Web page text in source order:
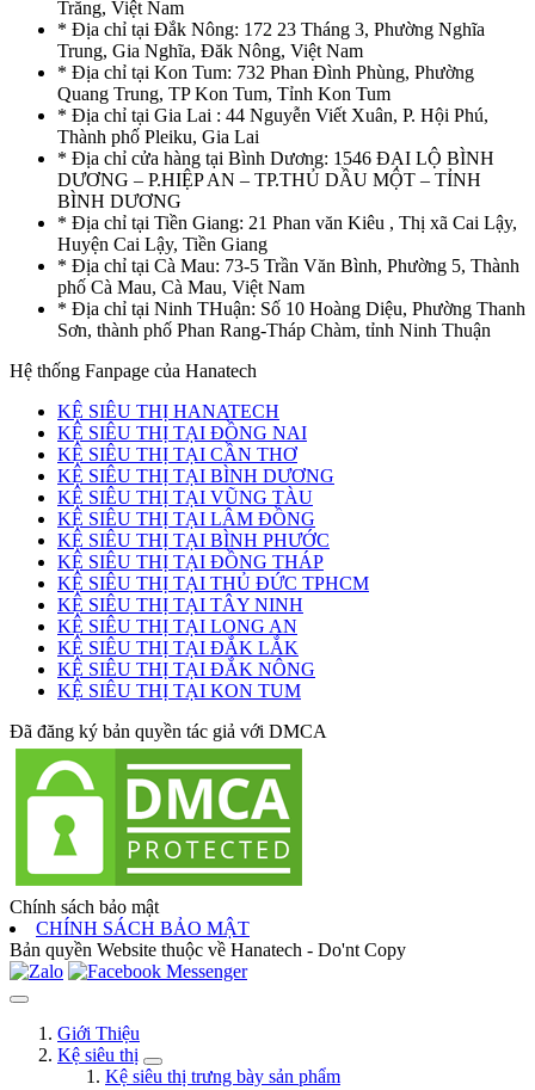
Trăng, Việt Nam
* Địa chỉ tại Đắk Nông: 172 23 Tháng 3, Phường Nghĩa
Trung, Gia Nghĩa, Đăk Nông, Việt Nam
* Địa chỉ tại Kon Tum: 732 Phan Đình Phùng, Phường
Quang Trung, TP Kon Tum, Tỉnh Kon Tum
* Địa chỉ tại Gia Lai : 44 Nguyễn Viết Xuân, P. Hội Phú,
Thành phố Pleiku, Gia Lai
* Địa chỉ cửa hàng tại Bình Dương: 1546 ĐẠI LỘ BÌNH
DƯƠNG – P.HIỆP AN – TP.THỦ DẦU MỘT – TỈNH
BÌNH DƯƠNG
* Địa chỉ tại Tiền Giang: 21 Phan văn Kiêu , Thị xã Cai Lậy,
Huyện Cai Lậy, Tiền Giang
* Địa chỉ tại Cà Mau: 73-5 Trần Văn Bình, Phường 5, Thành
phố Cà Mau, Cà Mau, Việt Nam
* Địa chỉ tại Ninh THuận: Số 10 Hoàng Diệu, Phường Thanh
Sơn, thành phố Phan Rang-Tháp Chàm, tỉnh Ninh Thuận
Hệ thống Fanpage của Hanatech
KỆ SIÊU THỊ HANATECH
KỆ SIÊU THỊ TẠI ĐỒNG NAI
KỆ SIÊU THỊ TẠI CẦN THƠ
KỆ SIÊU THỊ TẠI BÌNH DƯƠNG
KỆ SIÊU THỊ TẠI VŨNG TÀU
KỆ SIÊU THỊ TẠI LÂM ĐỒNG
KỆ SIÊU THỊ TẠI BÌNH PHƯỚC
KỆ SIÊU THỊ TẠI ĐỒNG THÁP
KỆ SIÊU THỊ TẠI THỦ ĐỨC TPHCM
KỆ SIÊU THỊ TẠI TÂY NINH
KỆ SIÊU THỊ TẠI LONG AN
KỆ SIÊU THỊ TẠI ĐẮK LẮK
KỆ SIÊU THỊ TẠI ĐẮK NÔNG
KỆ SIÊU THỊ TẠI KON TUM
Đã đăng ký bản quyền tác giả với DMCA
Chính sách bảo mật
CHÍNH SÁCH BẢO MẬT
Bản quyền Website thuộc về Hanatech - Do'nt Copy
Giới Thiệu
Kệ siêu thị
Kệ siêu thị trưng bày sản phẩm